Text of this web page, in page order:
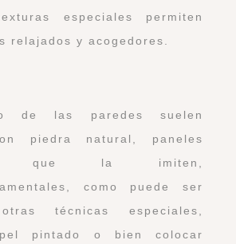
especiales permiten
relajados y acogedores.
de las paredes suelen
piedra natural, paneles
que la imiten,
como puede ser
técnicas especiales,
pintado o bien colocar